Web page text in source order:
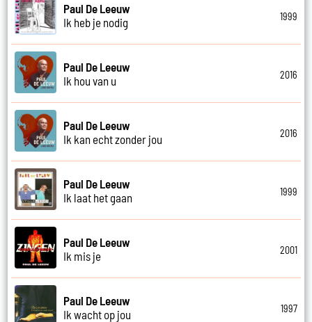
Paul De Leeuw
Ik heb je nodig
1999
Paul De Leeuw
Ik hou van u
2016
Paul De Leeuw
Ik kan echt zonder jou
2016
Paul De Leeuw
Ik laat het gaan
1999
Paul De Leeuw
Ik mis je
2001
Paul De Leeuw
Ik wacht op jou
1997